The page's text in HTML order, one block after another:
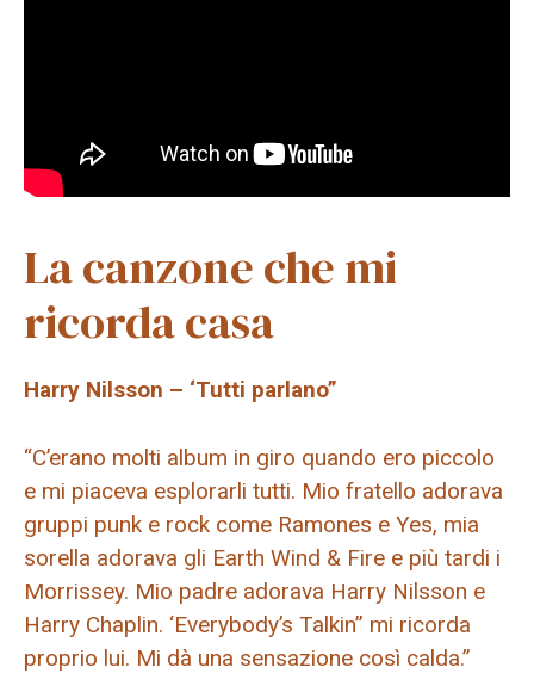
La canzone che mi
ricorda casa
Harry Nilsson – ‘Tutti parlano”
“C’erano molti album in giro quando ero piccolo
e mi piaceva esplorarli tutti. Mio fratello adorava
gruppi punk e rock come Ramones e Yes, mia
sorella adorava gli Earth Wind & Fire e più tardi i
Morrissey. Mio padre adorava Harry Nilsson e
Harry Chaplin. ‘Everybody’s Talkin” mi ricorda
proprio lui. Mi dà una sensazione così calda.”